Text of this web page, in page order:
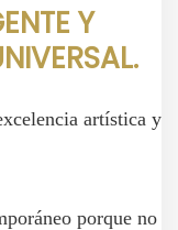
Y
artística y
porque no